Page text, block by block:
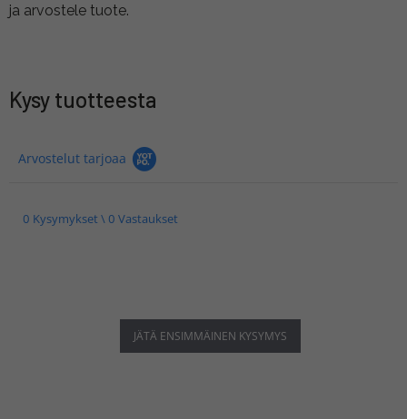
ja arvostele tuote.
Kysy tuotteesta
Arvostelut tarjoaa
0 Kysymykset \ 0 Vastaukset
JÄTÄ ENSIMMÄINEN KYSYMYS